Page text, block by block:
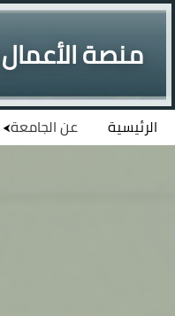
منصة الأعمال
الرئيسية عن الجامعة